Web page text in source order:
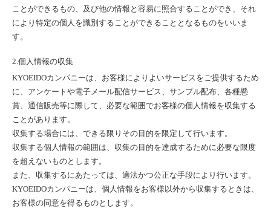
ことができるもの、及び他の情報と容易に照合することができ、それ
により特定の個人を識別することができることとなるものをいいま
す。
2.個人情報の収集
KYOEIDOカンパニーは、お客様によりよいサービスをご提供するため
に、アンケートや電子メール配信サービス、サンプル配布、各種懸
賞、通信販売等に際して、必要な範囲でお客様の個人情報を収集する
ことがあります。
収集する場合には、できる限りその目的を限定して行います。
収集する個人情報の範囲は、収集の目的を達成するために必要な限度
を超えないものとします。
また、収集するにあたっては、適法かつ公正な手段により行います。
KYOEIDOカンパニーは、個人情報をお客様以外から収集するときは、
お客様の同意を得るものとします。